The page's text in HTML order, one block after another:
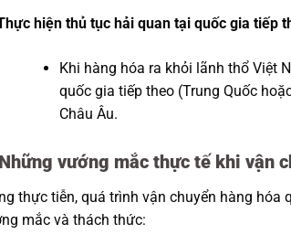
hiện thủ tục hải quan tại quốc gia tiếp
Khi hàng hóa ra khỏi lãnh thổ Việt
quốc gia tiếp theo (Trung Quốc
Châu Âu.
vướng mắc thực tế khi vận
thực tiễn, quá trình vận chuyển hàng
mắc và thách thức: